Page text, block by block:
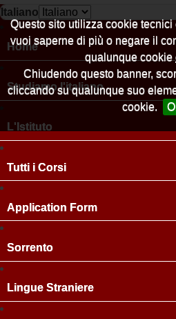
Questo sito utilizza cookie
vuoi saperne di più o negare il
qualunque cookie
Chiudendo questo banner,
cliccando su qualunque suo
cookie.
Italiano
Home
Studiamo l'italiano
L'Istituto
Tutti i Corsi
Application Form
Sorrento
Lingue Straniere